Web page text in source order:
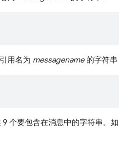
用名为 messagename的字符串
个要包含在消息中的字符串。